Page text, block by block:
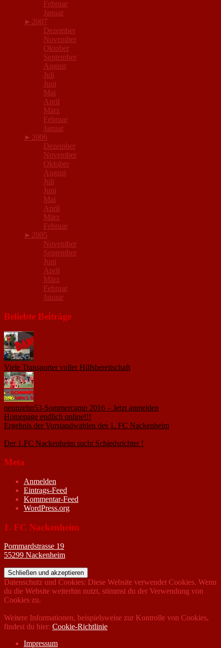
Februar
Januar
► 2007
Dezember
November
Oktober
September
August
Juli
Juni
Mai
April
März
Februar
Januar
► 2006
Dezember
November
Oktober
August
Juli
Juni
Mai
April
März
Februar
► 2005
November
September
Juni
April
März
Februar
Januar
Beliebte Beiträge
Viele Transporter voller Hilfsbereitschaft
neunzehn53-Sommercamp 2016 – Jetzt anmelden
Homepage endlich online!!!
Ergebnis der Vorstandwahlen des 1. FC Nackenheim
Der 1.FC Nackenheim sucht Schiedsrichter !
Meta
Anmelden
Eintrags-Feed
Kommentar-Feed
WordPress.org
1. FC Nackenheim
Pommardstrasse 19
55299 Nackenheim
Datenschutz und Cookies: Diese Website verwendet Cookies. Wenn
du die Website weiterhin nutzt, stimmst du der Verwendung von
Cookies zu.
Weitere Informationen, beispielsweise zur Kontrolle von Cookies,
findest du hier: Cookie-Richtlinie
Impressum